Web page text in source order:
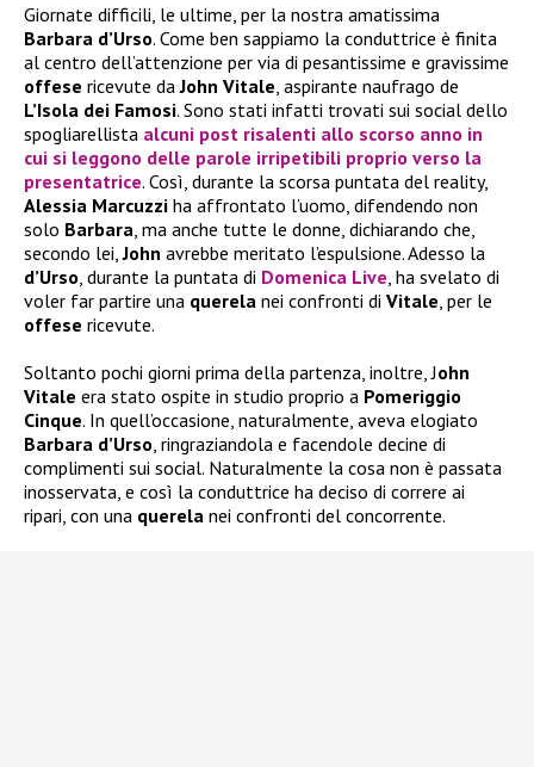
Giornate difficili, le ultime, per la nostra amatissima
Barbara d’Urso. Come ben sappiamo la conduttrice è finita
al centro dell’attenzione per via di pesantissime e gravissime
offese ricevute daJohn Vitale , aspirante naufrago de
L’Isola dei Famosi. Sono stati infatti trovati sui social dello
spogliarellista alcuni post risalenti allo scorso anno in
cui si leggono delle parole irripetibili proprio verso la
presentatrice. Così, durante la scorsa puntata del reality,
Alessia Marcuzzi ha affrontato l’uomo, difendendo non
solo Barbara , ma anche tutte le donne, dichiarando che,
secondo lei,John avrebbe meritato l’espulsione. Adesso la
d’Urso , durante la puntata di Domenica Live , ha svelato di
voler far partire una querela nei confronti di Vitale , per le
offese ricevute.
Soltanto pochi giorni prima della partenza, inoltre, John
Vitale era stato ospite in studio proprio a Pomeriggio
Cinque. In quell’occasione, naturalmente, aveva elogiato
Barbara d’Urso , ringraziandola e facendole decine di
complimenti sui social. Naturalmente la cosa non è passata
inosservata, e così la conduttrice ha deciso di correre ai
ripari, con una querela nei confronti del concorrente.